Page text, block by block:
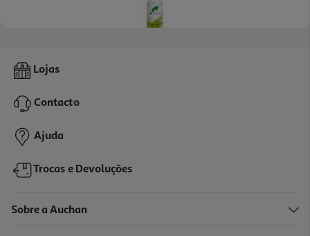
Spray Pés Dr.organic Bio Óleo Melaleuca 100ml
9,99 €
Lojas
Contacto
Ajuda
Trocas e Devoluções
Sobre a Auchan